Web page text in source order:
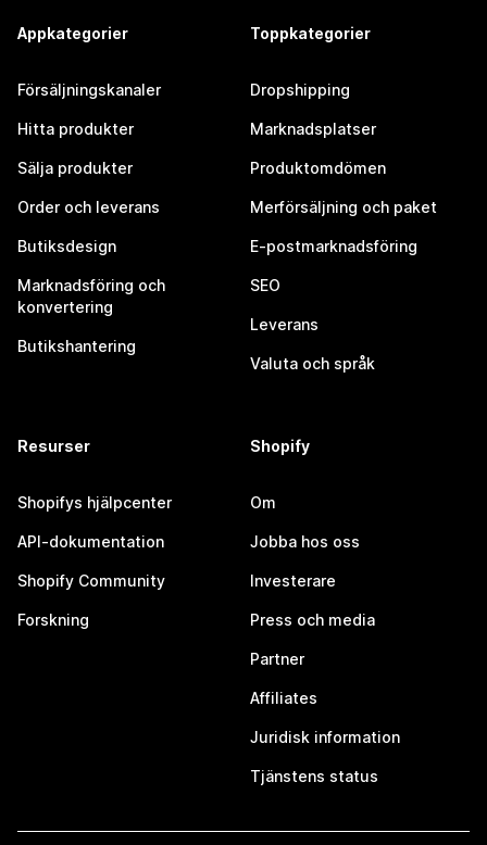
Appkategorier
Försäljningskanaler
Hitta produkter
Sälja produkter
Order och leverans
Butiksdesign
Marknadsföring och
konvertering
Butikshantering
Toppkategorier
Dropshipping
Marknadsplatser
Produktomdömen
Merförsäljning och paket
E-postmarknadsföring
SEO
Leverans
Valuta och språk
Resurser
Shopifys hjälpcenter
API-dokumentation
Shopify Community
Forskning
Shopify
Om
Jobba hos oss
Investerare
Press och media
Partner
Affiliates
Juridisk information
Tjänstens status